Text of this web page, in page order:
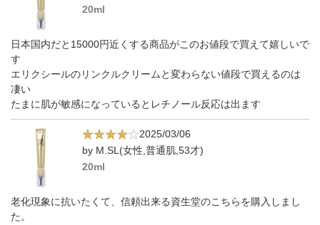
20ml
日本国内だと15000円近くする商品がこのお値段で買えて嬉しいで
す
エリクシールのリンクルクリームと変わらない値段で買えるのは
凄い
たまに肌が敏感になっているとレチノール反応は出ます
2025/03/06
by M.SL(女性,普通肌,53才)
20ml
老化現象に抗いたくて、信頼出来る資生堂のこちらを購入しまし
た。